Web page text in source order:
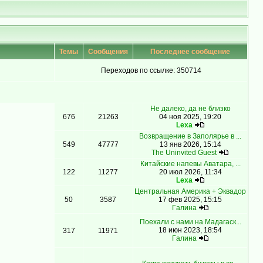
Темы Сообщения Последнее сообщение
Переходов по ссылке: 350714
676 21263
Не далеко, да не близко
04 ноя 2025, 19:20
Lexa
549 47777
Возвращение в Заполярье в ...
13 янв 2026, 15:14
The Uninvited Guest
122 11277
Китайские напевы Аватара, ...
20 июл 2026, 11:34
Lexa
50 3587
Центральная Америка + Эквадор
17 фев 2025, 15:15
Гaлинa
317 11971
Поехали с нами на Мадагаск...
18 июн 2023, 18:54
Гaлинa